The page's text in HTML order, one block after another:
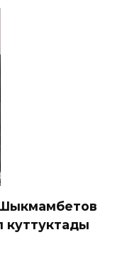
куттуктады